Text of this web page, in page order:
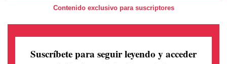
Contenido exclusivo para suscriptores
Suscríbete para seguir leyendo y acceder